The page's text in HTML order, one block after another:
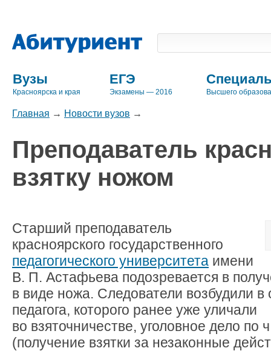
Вузы
Красноярска и края
ЕГЭ
Экзамены — 2016 Высшего
Главная → Новости вузов →
Преподаватель
взятку ножом
Старший преподаватель
красноярского государственного
педагогического университета имени
В. П. Астафьева подозревается в
в виде ножа. Следователи возбудили
педагога, которого ранее уже уличали
во взяточничестве, уголовное дело по
(получение взятки за незаконные